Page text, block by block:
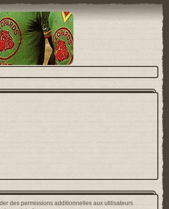
des permissions additionnelles aux utilisateurs